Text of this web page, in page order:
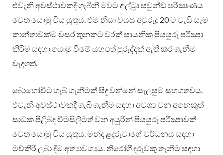
එවැනි අවස්ථාවකදී ගැබිනි මවට අල්ට්‍රා සවුන්ඞ් පරීක්‍ෂණය
වෙත යොමු විය යුතුය. එම නිසා වයස අවුරුදු 20 ට වැඩි සෑම
කාන්තාවක්ම වසර තුනකට වරක් සායනික පියයුරු පරීක්‍ෂා
කිරීම සඳහා යොමු වීමේ යහපත් පුරුද්දක් ඇති කර ගැනීම
වැදගත්.
බොහෝවිට ගැබ් ගැනීමක් සිදු වන්නේ සැලසුම් සහගතවය.
එවැනි අවස්ථාවකදී ගැබි ගැනීම සඳහා අවශ්‍ය වන අනෙකුත්
සාධක පිළිබඳ විමසිලිමත් වන අයුරින් පියයුරු පරීක්‍ෂාවක්
වෙත යොමු විය යුතුය. මන්ද ළදරුවාගේ වර්ධනය සඳහා
මව්කිරි ලබා දීම අත්‍යාවශ්‍යය. නිරෝගී දරුවකු තැනීම සඳහා